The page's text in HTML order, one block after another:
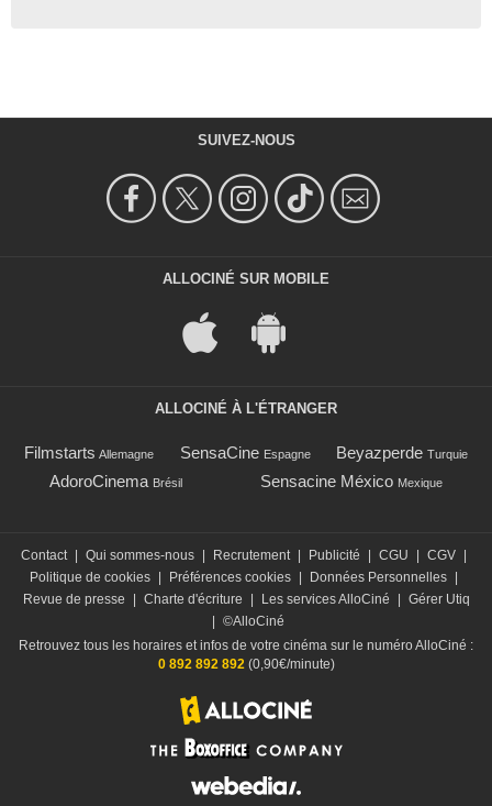
SUIVEZ-NOUS
ALLOCINÉ SUR MOBILE
ALLOCINÉ À L'ÉTRANGER
Filmstarts Allemagne SensaCine Espagne Beyazperde Turquie
AdoroCinema Brésil Sensacine México Mexique
Contact Qui sommes-nous Recrutement Publicité CGU CGV
Politique de cookies
Préférences cookies Données Personnelles
Revue de presse
Charte d'écriture Les services AlloCiné
Gérer Utiq
©AlloCiné
Retrouvez tous les horaires et infos de votre cinéma sur le numéro AlloCiné :
0 892 892 892(0,90€/minute)